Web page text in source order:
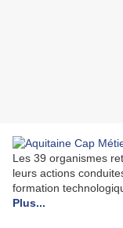
Les 39 organismes
leurs actions
formation
Plus...